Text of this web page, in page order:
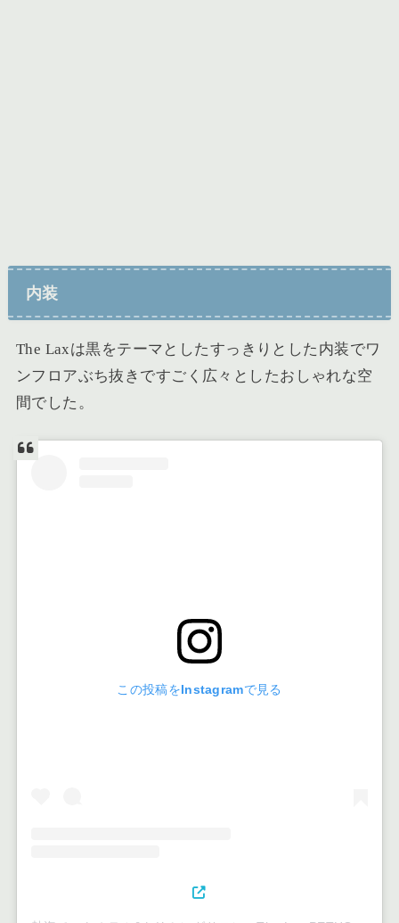
内装
The Laxは黒をテーマとしたすっきりとした内装でワ
ンフロアぶち抜きですごく広々としたおしゃれな空
間でした。
この投稿をInstagramで見る